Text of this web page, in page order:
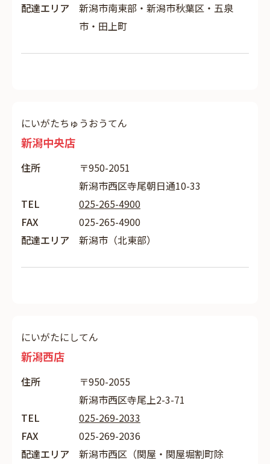
配達エリア
新潟市南東部・新潟市秋葉区・五泉
市・田上町
にいがたちゅうおうてん
新潟中央店
住所
〒950-2051
新潟市西区寺尾朝日通10-33
TEL
025-265-4900
FAX
025-265-4900
配達エリア
新潟市（北東部）
にいがたにしてん
新潟西店
住所
〒950-2055
新潟市西区寺尾上2-3-71
TEL
025-269-2033
FAX
025-269-2036
配達エリア
新潟市西区（関屋・関屋堀割町除